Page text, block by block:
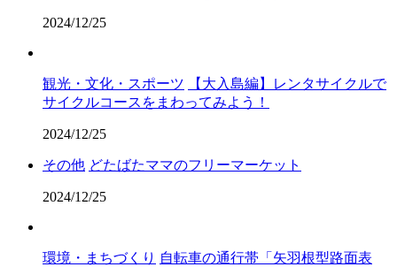
2024/12/25
観光・文化・スポーツ
【大入島編】レンタサイクルで
サイクルコースをまわってみよう！
2024/12/25
その他 どたばたママのフリーマーケット
2024/12/25
環境・まちづくり 自転車の通行帯「矢羽根型路面表